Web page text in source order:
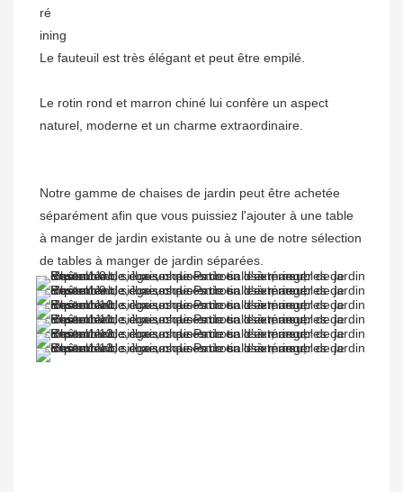
Le rotin rond et marron chiné lui confère un aspect
Notre gamme de chaises de jardin peut être achetée
séparément afin que vous puissiez l'ajouter à une table
à manger de jardin existante ou à une de notre sélection